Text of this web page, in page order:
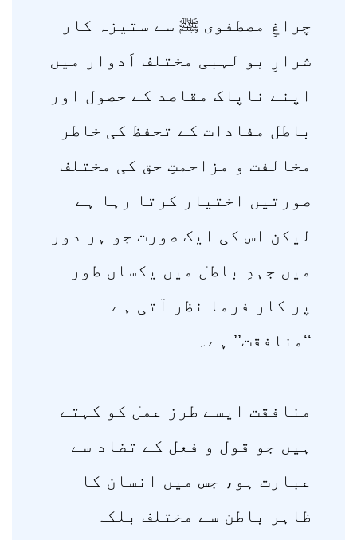
چراغِ مصطفوی ﷺ سے ستیزہ کار
شرارِ بو لہبی مختلف اَدوار میں
اپنے ناپاک مقاصد کے حصول اور
باطل مفادات کے تحفظ کی خاطر
مخالفت و مزاحمتِ حق کی مختلف
صورتیں اختیار کرتا رہا ہے
لیکن اس کی ایک صورت جو ہر دور
میں جہدِ باطل میں یکساں طور
پر کار فرما نظر آتی ہے
‘‘منافقت’’ ہے۔
منافقت ایسے طرز عمل کو کہتے
ہیں جو قول و فعل کے تضاد سے
عبارت ہو، جس میں انسان کا
ظاہر باطن سے مختلف بلکہ